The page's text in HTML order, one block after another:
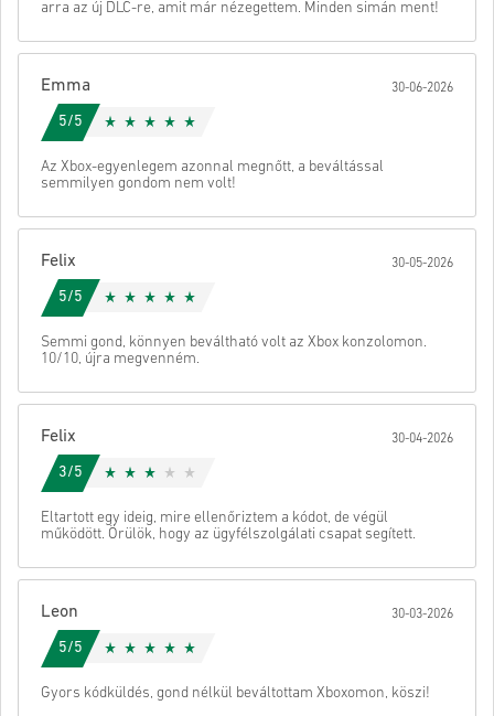
Nézd meg a gyors útmutatót fent, vagy kövesd az alábbi lépéseket
👇
• Válaszd ki a terméket
• Add meg az e-mail címed
• Fejezd be a rendelést
Ezután kapsz egy e-mailt egy biztonságos linkkel a kódod
eléréséhez.
segítségével.
ezért eredetiek.
Letölthető tartalom vagy DLC-termékek – A kiegészítővel
való játékhoz rendelkezned kell az eredeti játékkal.
Egyes termékekhez több kódot is kaphat.
Megszünteti
arra az új DLC-re, amit már nézegettem. Minden simán ment!
Emma 30-06-2026
5/5
Az Xbox-egyenlegem azonnal megnőtt, a beváltással
semmilyen gondom nem volt!
Felix 30-05-2026
5/5
Semmi gond, könnyen beváltható volt az Xbox konzolomon.
10/10, újra megvenném.
Felix 30-04-2026
3/5
Eltartott egy ideig, mire ellenőriztem a kódot, de végül
működött. Örülök, hogy az ügyfélszolgálati csapat segített.
Leon 30-03-2026
5/5
Gyors kódküldés, gond nélkül beváltottam Xboxomon, köszi!